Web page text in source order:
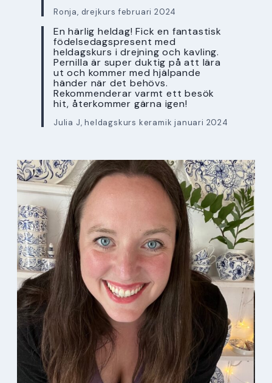
Ronja, drejkurs februari 2024
En härlig heldag! Fick en fantastisk
födelsedagspresent med
heldagskurs i drejning och kavling.
Pernilla är super duktig på att lära
ut och kommer med hjälpande
händer när det behövs.
Rekommenderar varmt ett besök
hit, återkommer gärna igen!
Julia J, heldagskurs keramik januari 2024